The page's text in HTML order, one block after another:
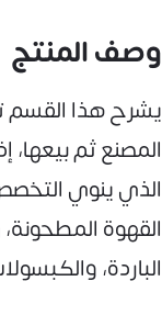
وصف المنتج
يشرح هذا القسم
المصنع ثم
الذي ينوي
القهوة
الباردة،